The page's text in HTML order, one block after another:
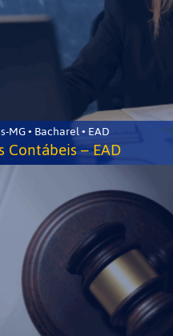
• Bacharel • EAD
Contábeis – EAD